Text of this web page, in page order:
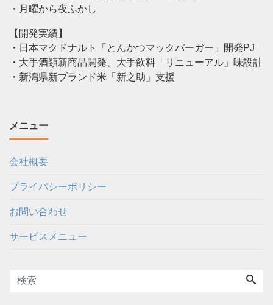
・月曜から夜ふかし
【開発実績】
・日本マクドナルト「とんかつマックバーガー」開発PJ
・大手酒類新商品開発、大手飲料「リニューアル」味設計
・新潟県新ブランド米「新之助」支援
メニュー
会社概要
プライバシーポリシー
お問い合わせ
サービスメニュー